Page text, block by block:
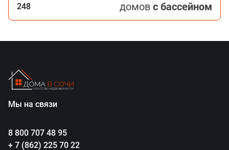
248 домов с бассейном
Мы на связи
8 800 707 48 95
+ 7 (862) 225 70 22